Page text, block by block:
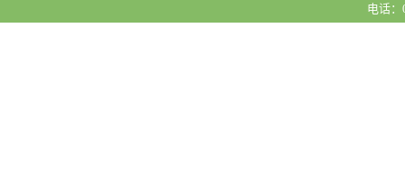
电话